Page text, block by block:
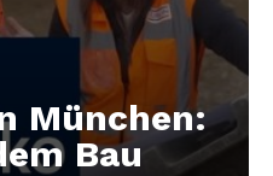
München:
Bau